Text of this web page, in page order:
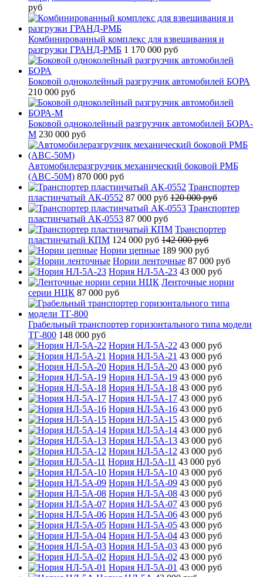
руб
Комбинированный комплекс для взвешивания и
разгрузки ГРАНД-РМБ 1 170 000 руб
Боковой одноколейный разгрузчик автомобилей БОРА
210 000 руб
Боковой одноколейный разгрузчик автомобилей БОРА-
М 230 000 руб
Автомобилеразгрузчик механический боковой РМБ
(АВС-50М) 870 000 руб
Транспортер
пластинчатый АК-0552 87 000 руб 120 000 руб
Транспортер
пластинчатый АК-0553 87 000 руб
Транспортер
пластинчатый КПМ 124 000 руб 142 000 руб
Нории цепные 189 900 руб
Нории ленточные 87 000 руб
Нория НЛ-5А-23 43 000 руб
Ленточные нории
серии НЦК 87 000 руб
Грабельный транспортер горизонтального типа модели
ТГ-800 148 000 руб
Нория НЛ-5А-22 43 000 руб
Нория НЛ-5А-21 43 000 руб
Нория НЛ-5А-20 43 000 руб
Нория НЛ-5А-19 43 000 руб
Нория НЛ-5А-18 43 000 руб
Нория НЛ-5А-17 43 000 руб
Нория НЛ-5А-16 43 000 руб
Нория НЛ-5А-15 43 000 руб
Нория НЛ-5А-14 43 000 руб
Нория НЛ-5А-13 43 000 руб
Нория НЛ-5А-12 43 000 руб
Нория НЛ-5А-11 43 000 руб
Нория НЛ-5А-10 43 000 руб
Нория НЛ-5А-09 43 000 руб
Нория НЛ-5А-08 43 000 руб
Нория НЛ-5А-07 43 000 руб
Нория НЛ-5А-06 43 000 руб
Нория НЛ-5А-05 43 000 руб
Нория НЛ-5А-04 43 000 руб
Нория НЛ-5А-03 43 000 руб
Нория НЛ-5А-02 43 000 руб
Нория НЛ-5А-01 43 000 руб